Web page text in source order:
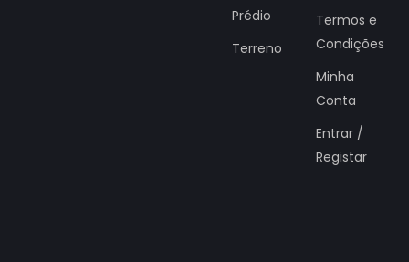
Prédio
Terreno
Termos e
Condições
Minha
Conta
Entrar /
Registar